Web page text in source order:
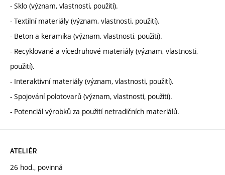
- Sklo (význam, vlastnosti, použití).
- Textilní materiály (význam, vlastnosti, použití).
- Beton a keramika (význam, vlastnosti, použití).
- Recyklované a vícedruhové materiály (význam, vlastnosti,
použití).
- Interaktivní materiály (význam, vlastnosti, použití).
- Spojování polotovarů (význam, vlastnosti, použití).
- Potenciál výrobků za použití netradičních materiálů.
ATELIÉR
26 hod., povinná